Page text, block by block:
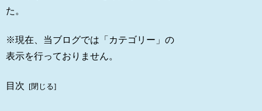
た。
※現在、当ブログでは「カテゴリー」の
表示を行っておりません。
目次